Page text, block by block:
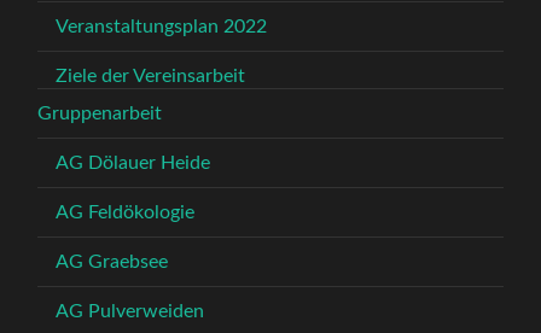
Veranstaltungsplan 2022
Ziele der Vereinsarbeit
Gruppenarbeit
AG Dölauer Heide
AG Feldökologie
AG Graebsee
AG Pulverweiden